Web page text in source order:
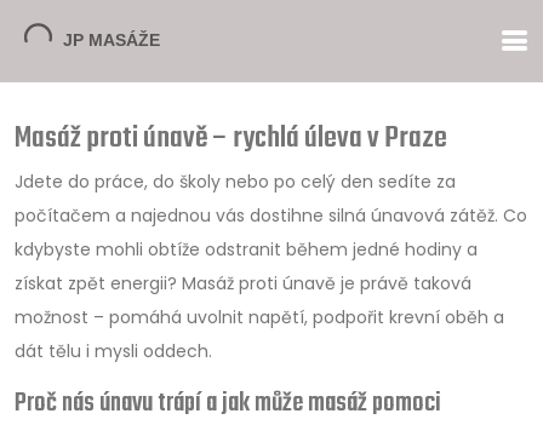
Masáž proti únavě – rychlá úleva v Praze
Jdete do práce, do školy nebo po celý den sedíte za
počítačem a najednou vás dostihne silná únavová zátěž. Co
kdybyste mohli obtíže odstranit během jedné hodiny a
získat zpět energii? Masáž proti únavě je právě taková
možnost – pomáhá uvolnit napětí, podpořit krevní oběh a
dát tělu i mysli oddech.
Proč nás únavu trápí a jak může masáž pomoci